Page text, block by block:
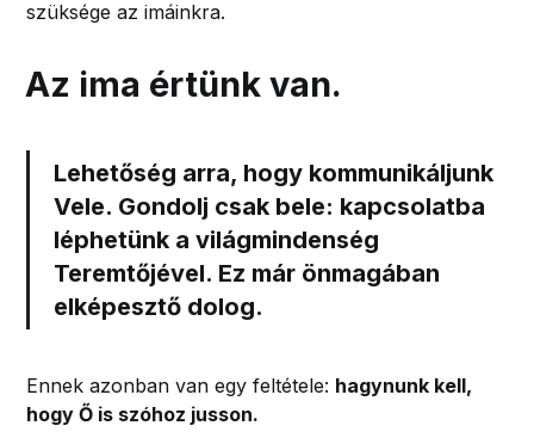
szüksége az imáinkra.
Az ima értünk van.
Lehetőség arra, hogy kommunikáljunk
Vele. Gondolj csak bele: kapcsolatba
léphetünk a világmindenség
Teremtőjével. Ez már önmagában
elképesztő dolog.
Ennek azonban van egy feltétele: hagynunk kell,
hogy Ő is szóhoz jusson.